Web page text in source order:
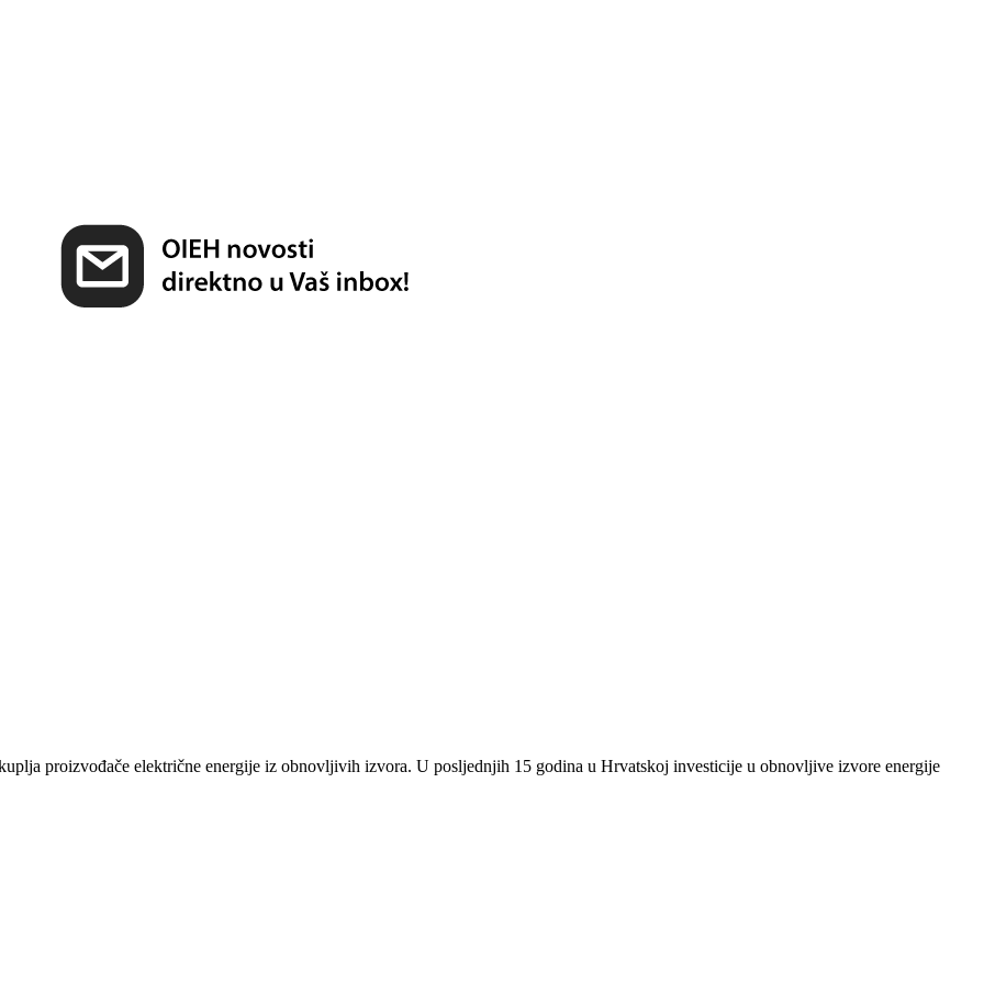
proizvođače električne energije iz obnovljivih izvora. U posljednjih 15 godina u Hrvatskoj investicije u obnovljive izvore energije